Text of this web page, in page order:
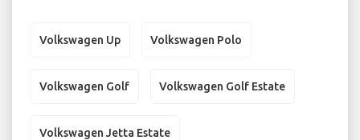
Volkswagen Up Volkswagen Polo
Volkswagen Golf Volkswagen Golf Estate
Volkswagen Jetta Estate